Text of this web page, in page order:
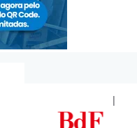
|